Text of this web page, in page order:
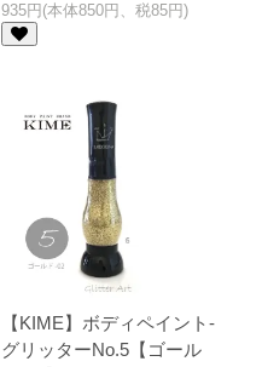
935円(本体850円、税85円)
【KIME】ボディペイント-
グリッターNo.5【ゴール